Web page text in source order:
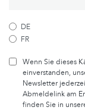
DE
FR
Wenn Sie dieses
einverstanden,
Newsletter
Abmeldelink am
finden Sie in